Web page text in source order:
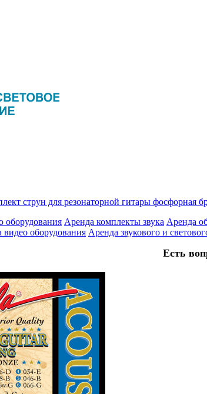
струн для резонаторной гитары фосфорная
оборудования Аренда комплекты звука Аренда
видео оборудования Аренда звукового и
Есть